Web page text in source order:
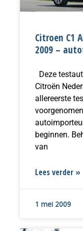
Citroen C1
2009 –
Deze
Citroën
allereerste
voorgenomen
beginnen.
van
Lees verder »
1 mei 2009